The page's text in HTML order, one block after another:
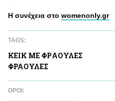
Η συνέχεια στο womenonly.gr
TAGS:
ΚΕΙΚ ΜΕ ΦΡAΟΥΛΕΣ
ΦΡΑΟΥΛΕΣ
ΌΡΟΙ: